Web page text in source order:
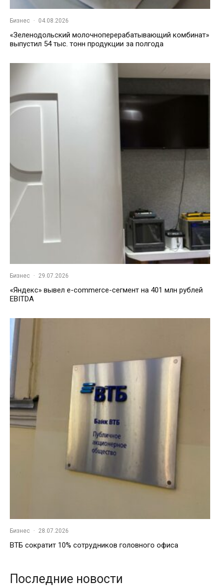
Бизнес · 04.08.2026
«Зеленодольский молочноперерабатывающий комбинат»
выпустил 54 тыс. тонн продукции за полгода
Бизнес · 29.07.2026
«Яндекс» вывел e-commerce-сегмент на 401 млн рублей
EBITDA
Бизнес · 28.07.2026
ВТБ сократит 10% сотрудников головного офиса
Последние новости